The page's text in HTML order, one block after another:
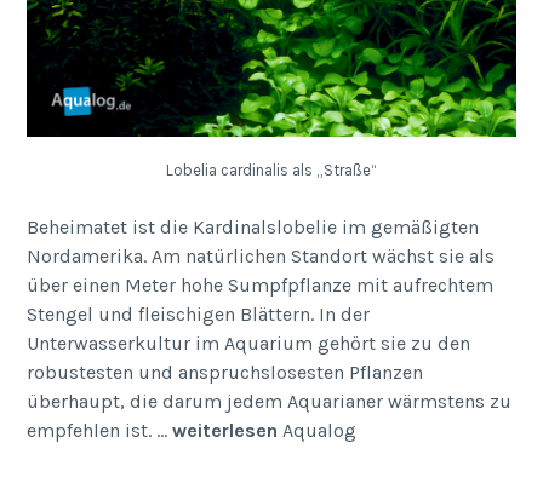
Lobelia cardinalis als „Straße“
Beheimatet ist die Kardinalslobelie im ge­mäßigten
Nordamerika. Am natür­lichen Standort wächst sie als
über einen Meter hohe Sumpfpflanze mit aufrechtem
Stengel und fleischigen Blättern. In der
Unterwasserkultur im Aquarium gehört sie zu den
robustesten und an­­spruchslosesten Pflanzen
überhaupt, die darum jedem Aquarianer wärmstens zu
empfehlen ist. …weiterlesen Aqualog